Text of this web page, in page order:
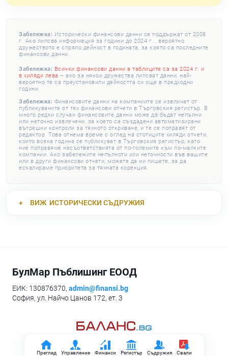
Преглед Управление Финанси Регистър Съдружия Свали
Забележка: Исторически финансови данни се поддържат от 2008
г. Ако липсва информация за години до 2024 г. , вероятно
дружеството е спряло дейност в годината, за която са последните
финансови данни.
Забележка: Всички финансови данни в таблиците са за 2024 г. и
в хиляди лева – ако за някои дружества липсват данни, най-
вероятно те са преустановили дейността си още в предходни
години.
Забележка: Финансовите данни на компаниите се извличат от
публикуваните от тях финансови отчети в Търговския регистър. В
много редки случаи финансовите данни може да бъдат непълни
или неточно извлечени, за което са създадени автоматизирани
вътрешни контроли за тяхното откриване, и те се поправят от
редактор. Това отнема време с оглед на стотиците хиляди отчети,
които всяка година се публикуват в Търговския регистър, като
ние поправяме несъответствията от по-големите към по-малките
компании. Ако забележите непълноти или неточности във вашите
или в други финансови отчети, можете да ни пишете, за да
ескалираме приоритета за тяхната корекция.
ВИЖ ИСТОРИЧЕСКИ СЪДРУЖИЯ
БулМар Пъблишинг ЕООД
ЕИК: 130876370, admin@finansi.bg
София, ул. Найчо Цанов 172, ет. 3